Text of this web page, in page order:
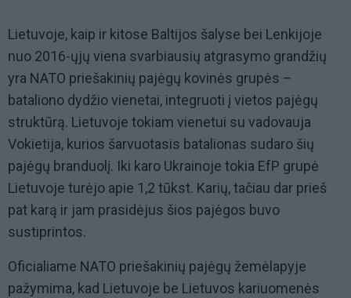
Lietuvoje, kaip ir kitose Baltijos šalyse bei Lenkijoje
nuo 2016-ųjų viena svarbiausių atgrasymo grandžių
yra NATO priešakinių pajėgų kovinės grupės –
bataliono dydžio vienetai, integruoti į vietos pajėgų
struktūrą. Lietuvoje tokiam vienetui su vadovauja
Vokietija, kurios šarvuotasis batalionas sudaro šių
pajėgų branduolį. Iki karo Ukrainoje tokia EfP grupė
Lietuvoje turėjo apie 1,2 tūkst. Karių, tačiau dar prieš
pat karą ir jam prasidėjus šios pajėgos buvo
sustiprintos.
Oficialiame NATO priešakinių pajėgų žemėlapyje
pažymima, kad Lietuvoje be Lietuvos kariuomenės